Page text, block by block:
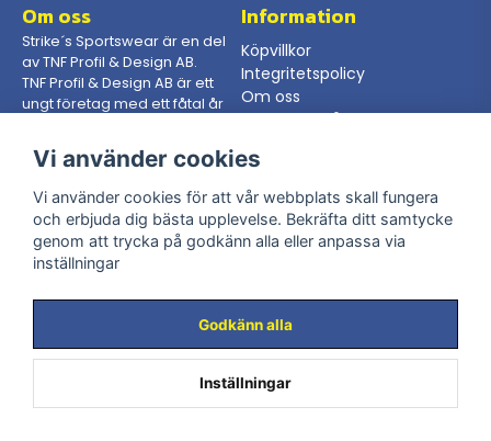
Om oss
Strike´s Sportswear är en del
av TNF Profil & Design AB.
TNF Profil & Design AB är ett
ungt företag med ett fåtal år
som jobbar här en mångårig
erfarenhet från branschen.
Information
Köpvillkor
Integritetspolicy
Om oss
Gör en förfrågan
Kontakta oss
Telefon: 08-400 205 65
info@strikessportswear.se
Adress: Råsundavägen 116,
Följ oss
Vi använder cookies
Vi använder cookies för att vår webbplats skall fungera
och erbjuda dig bästa upplevelse. Bekräfta ditt samtycke
genom att trycka på godkänn alla eller anpassa via
inställningar
Godkänn alla
Inställningar